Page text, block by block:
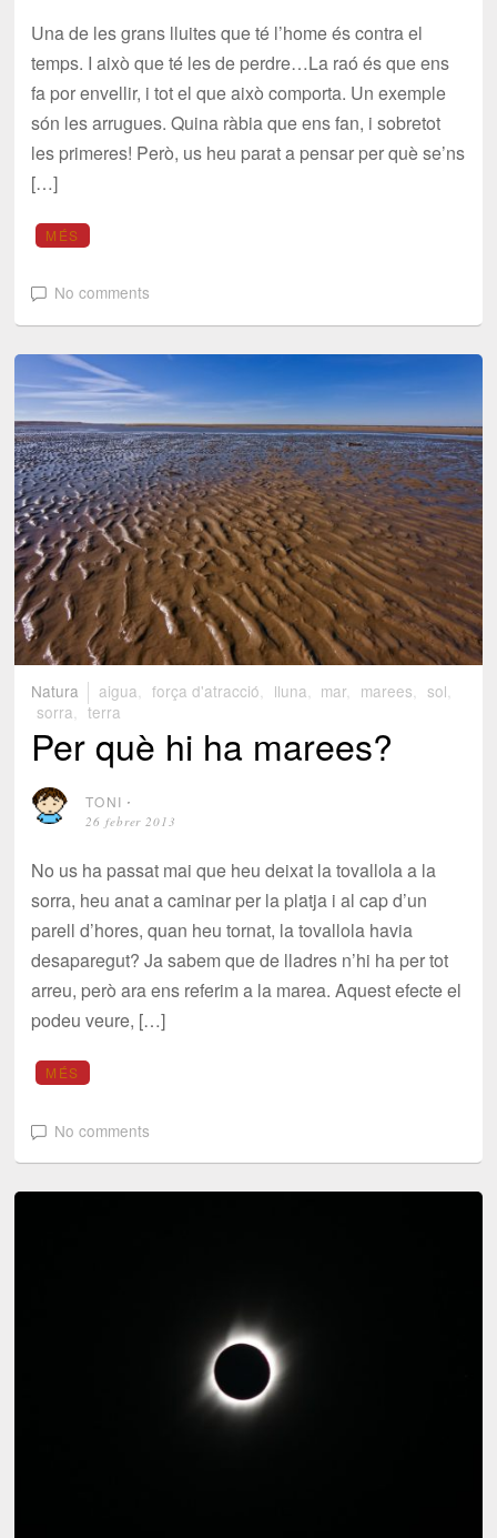
Una de les grans lluites que té l’home és contra el
temps. I això que té les de perdre…La raó és que ens
fa por envellir, i tot el que això comporta. Un exemple
són les arrugues. Quina ràbia que ens fan, i sobretot
les primeres! Però, us heu parat a pensar per què se’ns
[…]
MÉS
No comments
Natura aigua força d'atracció lluna mar marees sol
sorra, terra
Per què hi ha marees?
TONI ⋅
26 febrer 2013
No us ha passat mai que heu deixat la tovallola a la
sorra, heu anat a caminar per la platja i al cap d’un
parell d’hores, quan heu tornat, la tovallola havia
desaparegut? Ja sabem que de lladres n’hi ha per tot
arreu, però ara ens referim a la marea. Aquest efecte el
podeu veure, […]
MÉS
No comments